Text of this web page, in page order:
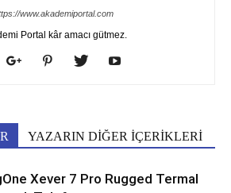
www.akademiportal.com
Portal kâr amacı gütmez.
YAZARIN DİĞER İÇERİKLERİ
Xever 7 Pro Rugged Termal